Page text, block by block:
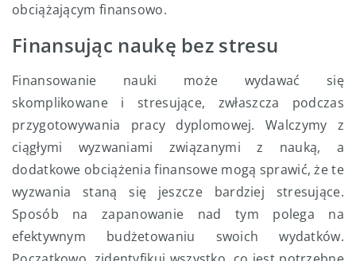
obciążającym finansowo.
Finansując naukę bez stresu
Finansowanie nauki może wydawać się
skomplikowane i stresujące, zwłaszcza podczas
przygotowywania pracy dyplomowej. Walczymy z
ciągłymi wyzwaniami związanymi z nauką, a
dodatkowe obciążenia finansowe mogą sprawić, że te
wyzwania staną się jeszcze bardziej stresujące.
Sposób na zapanowanie nad tym polega na
efektywnym budżetowaniu swoich wydatków.